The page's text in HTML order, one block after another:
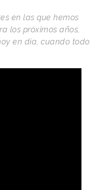
en las que hemos
los próximos años,
en día, cuando todo